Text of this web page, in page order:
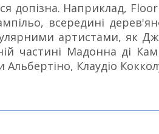
допізна. Наприклад,
всередині
артистами, як
частині Мадонна ді
Клаудіо